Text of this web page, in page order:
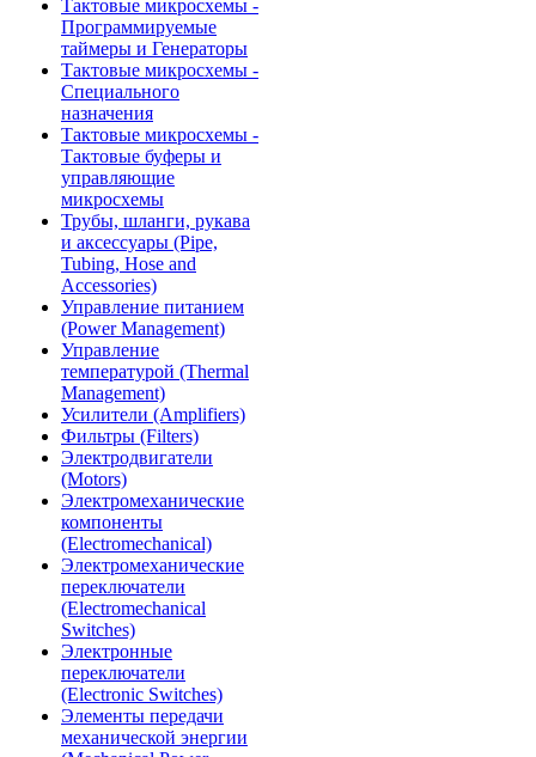
Тактовые микросхемы -
Программируемые
таймеры и Генераторы
Тактовые микросхемы -
Специального
назначения
Тактовые микросхемы -
Тактовые буферы и
управляющие
микросхемы
Трубы, шланги, рукава
и аксессуары (Pipe,
Tubing, Hose and
Accessories)
Управление питанием
(Power Management)
Управление
температурой (Thermal
Management)
Усилители (Amplifiers)
Фильтры (Filters)
Электродвигатели
(Motors)
Электромеханические
компоненты
(Electromechanical)
Электромеханические
переключатели
(Electromechanical
Switches)
Электронные
переключатели
(Electronic Switches)
Элементы передачи
механической энергии